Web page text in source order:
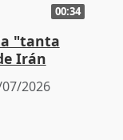
00:34
"tanta
Irán
2026